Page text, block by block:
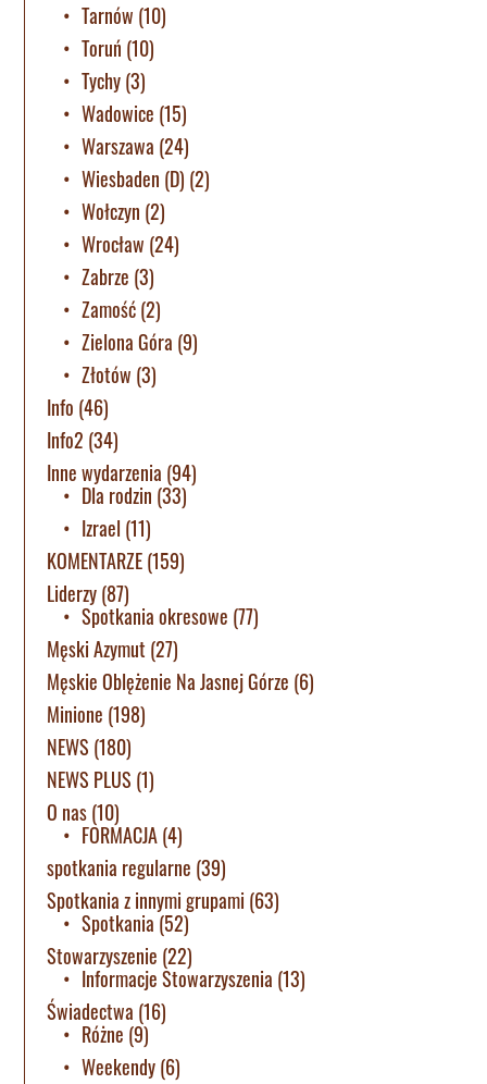
Tarnów (10)
Toruń (10)
Tychy(3)
Wadowice (15)
Warszawa (24)
Wiesbaden (D) (2)
Wołczyn (2)
Wrocław (24)
Zabrze (3)
Zamość(2)
Zielona Góra (9)
Złotów (3)
Info (46)
Info2 (34)
Inne wydarzenia (94)
Dla rodzin (33)
Izrael (11)
KOMENTARZE(159)
Liderzy(87)
Spotkania okresowe (77)
Męski Azymut (27)
Męskie Oblężenie Na Jasnej Górze (6)
Minione (198)
NEWS (180)
NEWS PLUS (1)
O nas(10)
FORMACJA(4)
spotkania regularne (39)
Spotkania z innymi grupami (63)
Spotkania (52)
Stowarzyszenie (22)
Informacje Stowarzyszenia (13)
Świadectwa (16)
Różne (9)
Weekendy(6)